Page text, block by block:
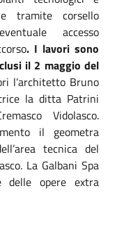
tramite corsello
accesso
. I lavori sono
il 2 maggio del
l’architetto Bruno
la ditta Patrini
Vidolasco.
il geometra
tecnica del
La Galbani Spa
delle opere extra